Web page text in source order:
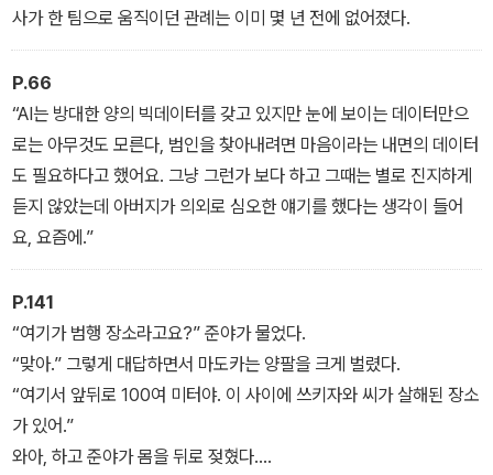
는 예언에 가까울 정도로 정확했는데…….
한편 경찰은 범행 현장을 찾고자 수색을 강화하지만 이렇다 할 단서
를 잡지 못하고, 탐문수사팀의 젊은 형사 와키사카는 윗선의 외압에
도 불구하고 단독 수사를 감행해나간다. 경찰의 수사가 난항을 겪는
가운데 범행 장소와 시각을 정확히 추리해낸 마도카. 이렇게 마도카
와 다시 만나게 된 라쿠마는 신비의 여성 마도카와 순수한 우정으로
티격태격하는 친구 준야와 함께 아버지를 살해한 범인을 찾기 위해
그리고 독자적인 추리를 거듭해가는 마도카와 리쿠마. 과연 이들이
가닿게 되는 사건의 진실은 무엇일까.
사가 한 팀으로 움직이던 관례는 이미 몇 년 전에 없어졌다.
P.66
“AI는 방대한 양의 빅데이터를 갖고 있지만 눈에 보이는 데이터만으
로는 아무것도 모른다, 범인을 찾아내려면 마음이라는 내면의 데이터
도 필요하다고 했어요. 그냥 그런가 보다 하고 그때는 별로 진지하게
듣지 않았는데 아버지가 의외로 심오한 얘기를 했다는 생각이 들어
요, 요즘에.”
P.141
“여기가 범행 장소라고요?” 준야가 물었다.
“맞아.” 그렇게 대답하면서 마도카는 양팔을 크게 벌렸다.
“여기서 앞뒤로 100여 미터야. 이 사이에 쓰키자와 씨가 살해된 장소
가 있어.”
와아, 하고 준야가 몸을 뒤로 젖혔다.